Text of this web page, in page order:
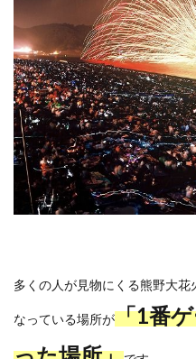
多くの人が見物にくる熊野大花
なっている場所が「1番